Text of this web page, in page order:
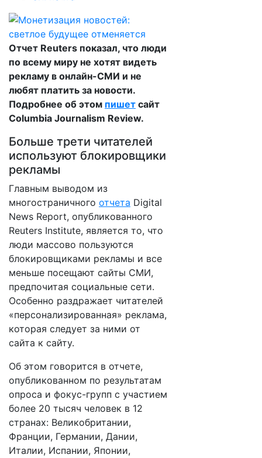
Отчет Reuters показал, что люди
по всему миру не хотят видеть
рекламу в онлайн-СМИ и не
любят платить за новости.
Подробнее об этом пишет сайт
Columbia Journalism Review.
Больше трети читателей
используют блокировщики
рекламы
Главным выводом из
многостраничного отчета Digital
News Report, опубликованного
Reuters Institute, является то, что
люди массово пользуются
блокировщиками рекламы и все
меньше посещают сайты СМИ,
предпочитая социальные сети.
Особенно раздражает читателей
«персонализированная» реклама,
которая следует за ними от
сайта к сайту.
Об этом говорится в отчете,
опубликованном по результатам
опроса и фокус-групп с участием
более 20 тысяч человек в 12
странах: Великобритании,
Франции, Германии, Дании,
Италии, Испании, Японии,